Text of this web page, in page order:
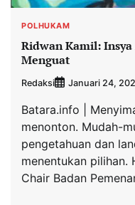
POLHUKAM
Ridwan Kamil:
Menguat
Redaksi Januari 24,
Batara.info |
menonton. Mudah-
pengetahuan dan
menentukan
Chair Badan